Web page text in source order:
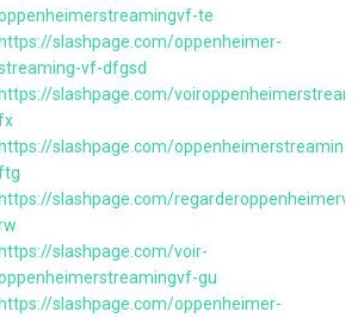
te
https://slashpage.com/oppenheimer-
vf-dfgsd
https://slashpage.com/
https://slashpage.com/
https://slashpage.com/
https://slashpage.com/voir-
gu
https://slashpage.com/oppenheimer-